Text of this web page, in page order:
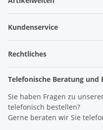
Kundenservice
Rechtliches
Telefonische Beratung und
Sie haben Fragen zu
telefonisch bestellen?
Gerne beraten wir Sie